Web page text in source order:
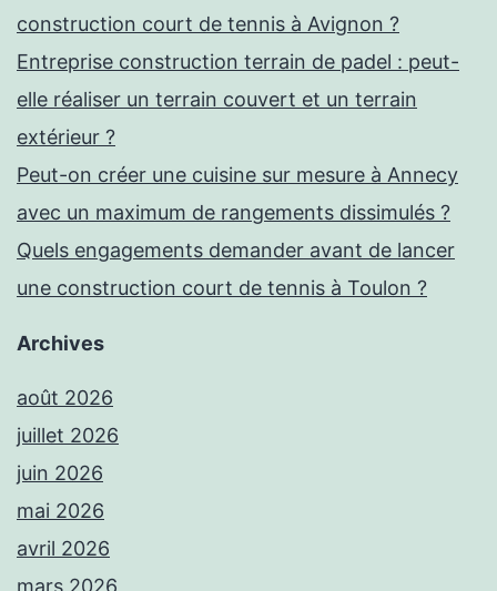
construction court de tennis à Avignon ?
Entreprise construction terrain de padel : peut-
elle réaliser un terrain couvert et un terrain
extérieur ?
Peut-on créer une cuisine sur mesure à Annecy
avec un maximum de rangements dissimulés ?
Quels engagements demander avant de lancer
une construction court de tennis à Toulon ?
Archives
août 2026
juillet 2026
juin 2026
mai 2026
avril 2026
mars 2026